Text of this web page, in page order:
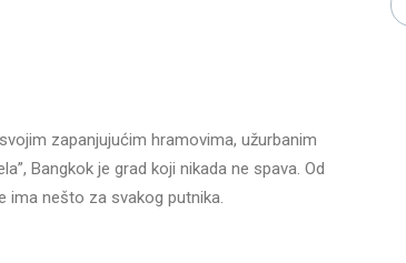
zapanjujućim hramovima, užurbanim
Bangkok je grad koji nikada ne spava. Od
ima nešto za svakog putnika.